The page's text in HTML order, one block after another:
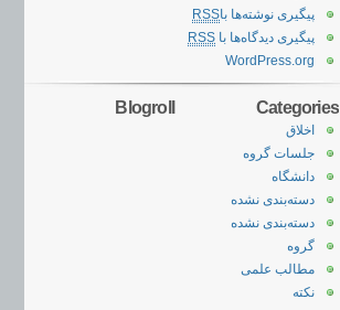
پیگیری نوشته‌ها باRSS
پیگیری دیدگاه‌ها با RSS
WordPress.org
Categories
اخلاق
جلسات گروه
دانشگاه
دسته‌بندی نشده
دسته‌بندی نشده
گروه
مطالب علمی
نکته
Blogroll